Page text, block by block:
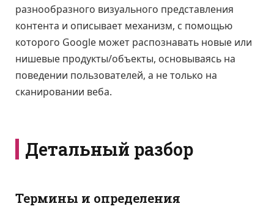
разнообразного визуального представления
контента и описывает механизм, с помощью
которого Google может распознавать новые или
нишевые продукты/объекты, основываясь на
поведении пользователей, а не только на
сканировании веба.
Детальный разбор
Термины и определения